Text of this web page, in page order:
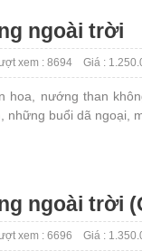
ngoài trời
xem : 8694 Giá :
hoa, nướng than
những buổi dã ngoại,
ngoài trời
xem : 6696 Giá :